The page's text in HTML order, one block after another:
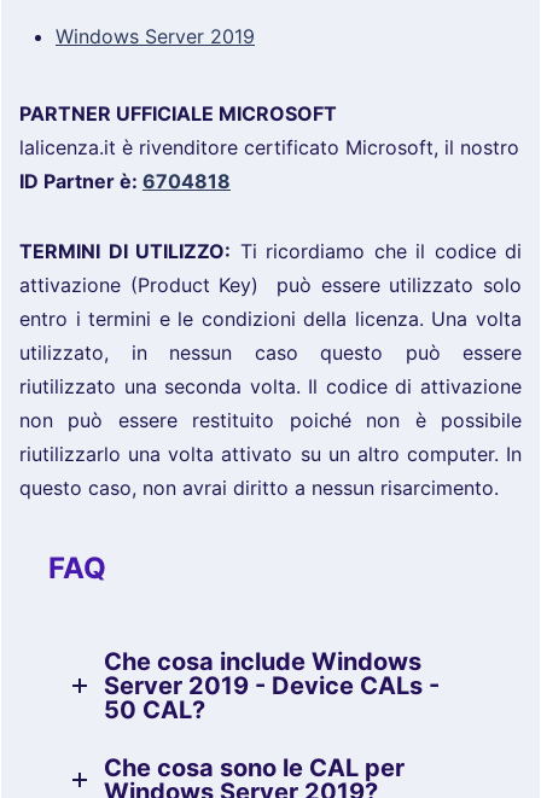
Windows Server 2019
PARTNER UFFICIALE MICROSOFT
lalicenza.it è rivenditore certificato Microsoft, il nostro
ID Partner è: 6704818
TERMINI DI UTILIZZO: Ti ricordiamo che il codice di
attivazione (Product Key) può essere utilizzato solo
entro i termini e le condizioni della licenza. Una volta
utilizzato, in nessun caso questo può essere
riutilizzato una seconda volta. Il codice di attivazione
non può essere restituito poiché non è possibile
riutilizzarlo una volta attivato su un altro computer. In
questo caso, non avrai diritto a nessun risarcimento.
FAQ
Che cosa include Windows
Server 2019 - Device CALs -
50 CAL?
Che cosa sono le CAL per